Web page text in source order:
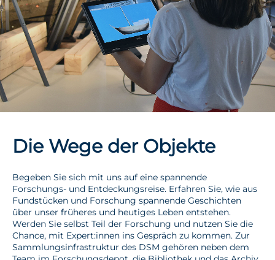
Die Wege der Objekte
Begeben Sie sich mit uns auf eine spannende
Forschungs- und Entdeckungsreise. Erfahren Sie, wie aus
Fundstücken und Forschung spannende Geschichten
über unser früheres und heutiges Leben entstehen.
Werden Sie selbst Teil der Forschung und nutzen Sie die
Chance, mit Expert:innen ins Gespräch zu kommen. Zur
Sammlungsinfrastruktur des DSM gehören neben dem